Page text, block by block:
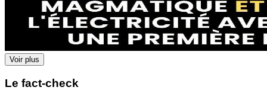
Voir plus
Le fact-check